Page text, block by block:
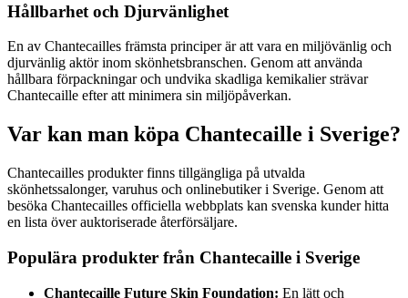
Hållbarhet och Djurvänlighet
En av Chantecailles främsta principer är att vara en miljövänlig och
djurvänlig aktör inom skönhetsbranschen. Genom att använda
hållbara förpackningar och undvika skadliga kemikalier strävar
Chantecaille efter att minimera sin miljöpåverkan.
Var kan man köpa Chantecaille i Sverige?
Chantecailles produkter finns tillgängliga på utvalda
skönhetssalonger, varuhus och onlinebutiker i Sverige. Genom att
besöka Chantecailles officiella webbplats kan svenska kunder hitta
en lista över auktoriserade återförsäljare.
Populära produkter från Chantecaille i Sverige
Chantecaille Future Skin Foundation: En lätt och